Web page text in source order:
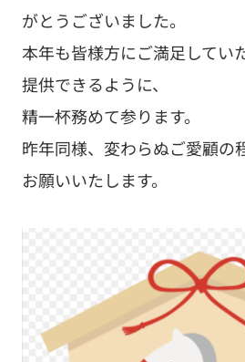
がとうございました。
本年も皆様方にご満足してい
提供できるように、
精一杯務めて参ります。
昨年同様、変わらぬご愛顧の
お願いいたします。